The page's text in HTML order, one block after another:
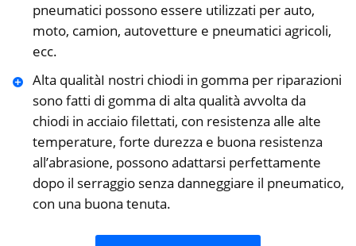
pneumatici possono essere utilizzati per auto,
moto, camion, autovetture e pneumatici agricoli,
ecc.
Alta qualitàI nostri chiodi in gomma per riparazioni
sono fatti di gomma di alta qualità avvolta da
chiodi in acciaio filettati, con resistenza alle alte
temperature, forte durezza e buona resistenza
all’abrasione, possono adattarsi perfettamente
dopo il serraggio senza danneggiare il pneumatico,
con una buona tenuta.